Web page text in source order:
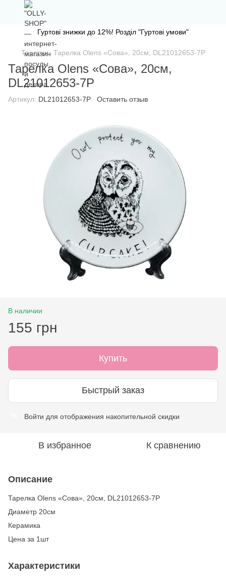
Гуртові знижки до 12%! Розділ "Гуртові умови"
Тарелки Тарелка Olens «Сова», 20см, DL21012653-7P
Тарелка Olens «Сова», 20см,
DL21012653-7P
Артикул: DL21012653-7P Оставить отзыв
В наличии
155 грн
Купить
Быстрый заказ
Войти для отображения накопительной скидки
В избранное К сравнению
Описание
Тарелка Olens «Сова», 20см, DL21012653-7P
Диаметр 20см
Керамика
Цена за 1шт
Характеристики